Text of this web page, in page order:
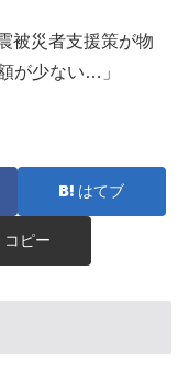
被災者支援策が物
が少ない…」
はてブ
コピー